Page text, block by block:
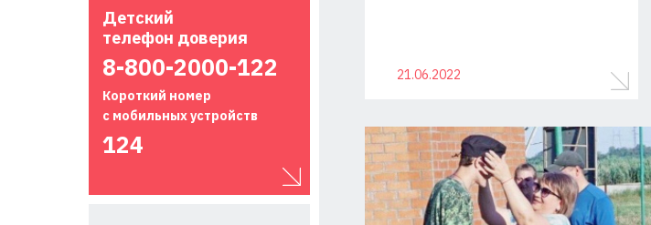
Детский
телефон доверия
8-800-2000-122
Короткий номер
с мобильных устройств
124
21.06.2022